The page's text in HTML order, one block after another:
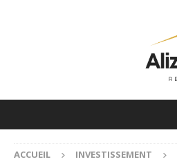
ACCUEIL INVESTISSEMENT